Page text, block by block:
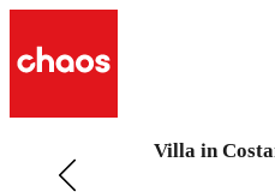
Anteriores en
Villa in